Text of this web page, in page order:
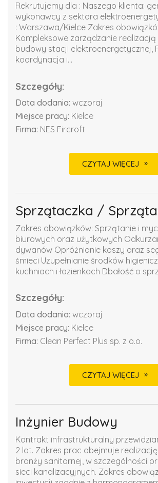
Rekrutujemy dla : Naszego klienta:
wykonawcy z sektora
: Warszawa/Kielce Zakres
Kompleksowe zarządzanie
budowy stacji elektroenergetycznej,
koordynacja i...
Szczegóły:
Data dodania: wczoraj
Miejsce pracy: Kielce
Firma: NES Fircroft
CZYTAJ WIĘCEJ
Sprzątaczka /
Zakres obowiązków: Sprzątanie i
biurowych oraz użytkowych
dywanów Opróżnianie koszy oraz
śmieci Uzupełnianie środków
kuchniach i łazienkach Dbałość o
Szczegóły:
Data dodania: wczoraj
Miejsce pracy: Kielce
Firma: Clean Perfect Plus sp. z o.o.
CZYTAJ WIĘCEJ
Inżynier Budowy
Kontrakt infrastrukturalny
2 lat. Zakres prac obejmuje
branży sanitarnej, w szczególności
sieci kanalizacyjnych. Zakres